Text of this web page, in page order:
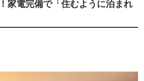
家電完備で「住むように泊まれ